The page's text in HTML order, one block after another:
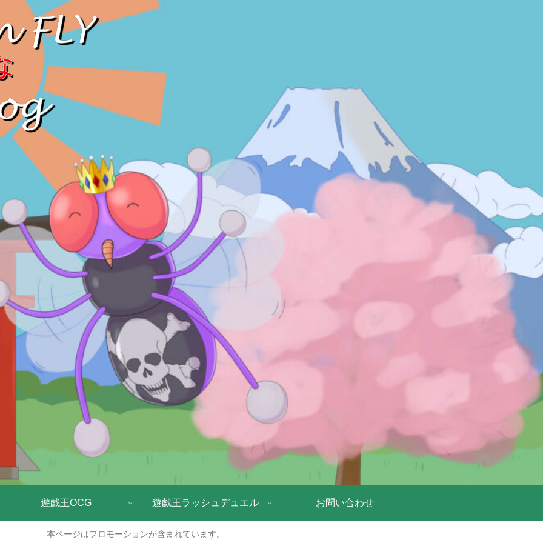
遊戯王OCG 遊戯王ラッシュデュエル お問い合わせ
本ページはプロモーションが含まれています。